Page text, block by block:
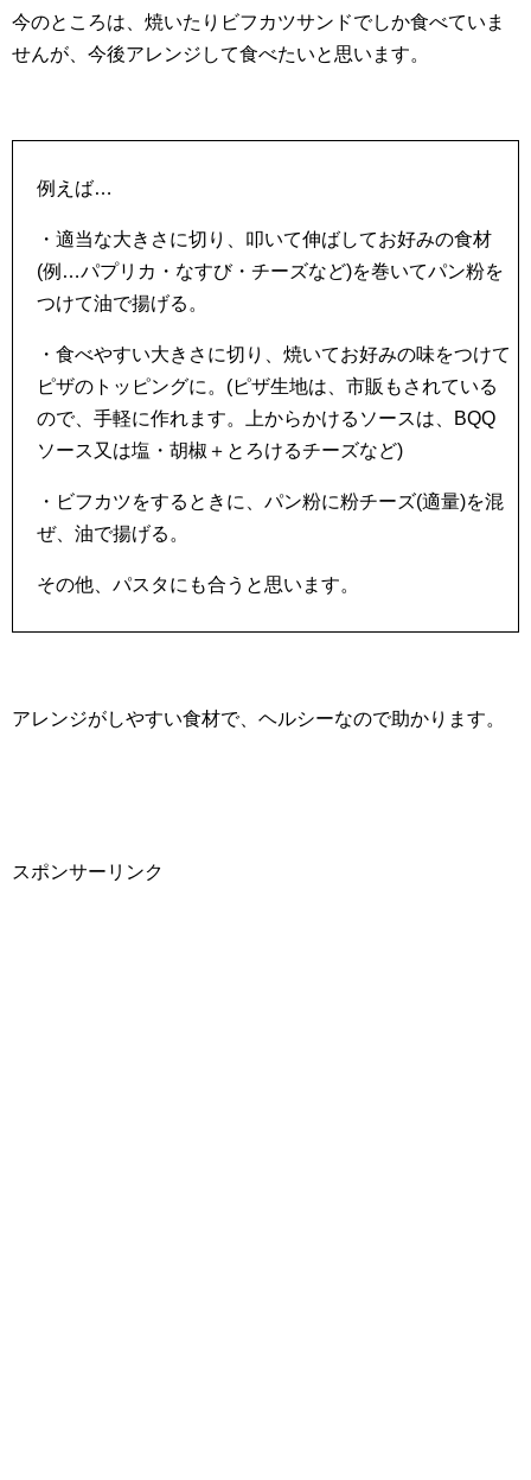
今のところは、焼いたりビフカツサンドでしか食べていま
せんが、今後アレンジして食べたいと思います。
例えば…
・適当な大きさに切り、叩いて伸ばしてお好みの食材
(例…パプリカ・なすび・チーズなど)を巻いてパン粉を
つけて油で揚げる。
・食べやすい大きさに切り、焼いてお好みの味をつけて
ピザのトッピングに。(ピザ生地は、市販もされている
ので、手軽に作れます。上からかけるソースは、BQQ
ソース又は塩・胡椒＋とろけるチーズなど)
・ビフカツをするときに、パン粉に粉チーズ(適量)を混
ぜ、油で揚げる。
その他、パスタにも合うと思います。
アレンジがしやすい食材で、ヘルシーなので助かります。
スポンサーリンク